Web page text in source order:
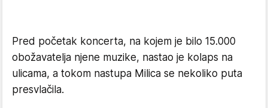
Pred početak koncerta, na kojem je bilo 15.000
obožavatelja njene muzike, nastao je kolaps na
ulicama, a tokom nastupa Milica se nekoliko puta
presvlačila.